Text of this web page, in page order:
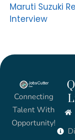
Maruti Suzuki
Interview
Connecting
Talent With
Opportunity!